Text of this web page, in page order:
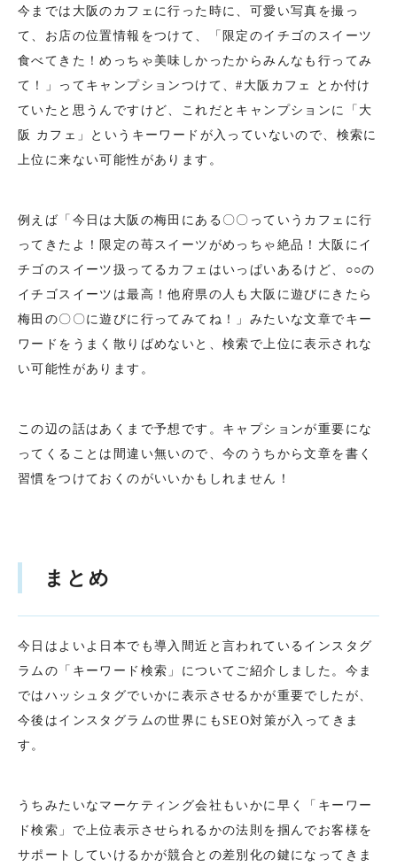
今までは大阪のカフェに行った時に、可愛い写真を撮っ
て、お店の位置情報をつけて、「限定のイチゴのスイーツ
食べてきた！めっちゃ美味しかったからみんなも行ってみ
て！」ってキャンプションつけて、#大阪カフェ とか付け
ていたと思うんですけど、これだとキャンプションに「大
阪 カフェ」というキーワードが入っていないので、検索に
上位に来ない可能性があります。
例えば「今日は大阪の梅田にある〇〇っていうカフェに行
ってきたよ！限定の苺スイーツがめっちゃ絶品！大阪にイ
チゴのスイーツ扱ってるカフェはいっぱいあるけど、○○の
イチゴスイーツは最高！他府県の人も大阪に遊びにきたら
梅田の〇〇に遊びに行ってみてね！」みたいな文章でキー
ワードをうまく散りばめないと、検索で上位に表示されな
い可能性があります。
この辺の話はあくまで予想です。キャプションが重要にな
ってくることは間違い無いので、今のうちから文章を書く
習慣をつけておくのがいいかもしれません！
まとめ
今日はよいよ日本でも導入間近と言われているインスタグ
ラムの「キーワード検索」についてご紹介しました。今ま
ではハッシュタグでいかに表示させるかが重要でしたが、
今後はインスタグラムの世界にもSEO対策が入ってきま
す。
うちみたいなマーケティング会社もいかに早く「キーワー
ド検索」で上位表示させられるかの法則を掴んでお客様を
サポートしていけるかが競合との差別化の鍵になってきま